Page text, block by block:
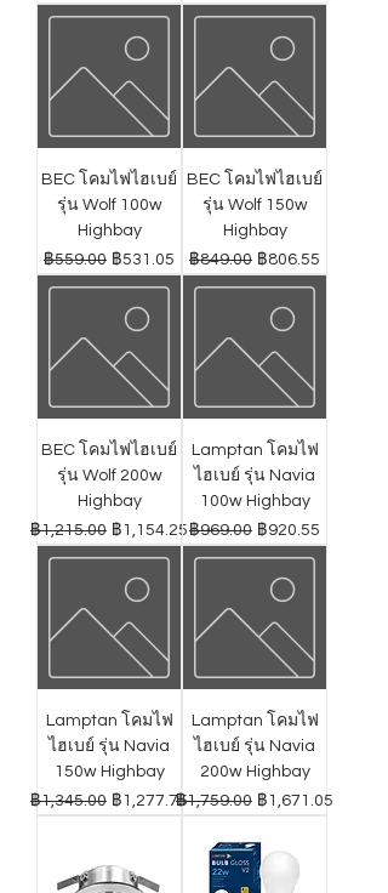
BEC โคมไฟไฮเบย์
รุ่น Wolf 100w
Highbay
ราคาปกติ
฿559.00 ราคาขายลด
฿531.05
BEC โคมไฟไฮเบย์
รุ่น Wolf 150w
Highbay
ราคาปกติ
฿849.00 ราคาขายลด
฿806.55
BEC โคมไฟไฮเบย์
รุ่น Wolf 200w
Highbay
ราคาปกติ
฿1,215.00 ราคาขายลด
฿1,154.25
Lamptan โคมไฟ
ไฮเบย์ รุ่น Navia
100w Highbay
ราคาปกติ
฿969.00 ราคาขายลด
฿920.55
Lamptan โคมไฟ
ไฮเบย์ รุ่น Navia
150w Highbay
ราคาปกติ
฿1,345.00 ราคาขายลด
฿1,277.75
Lamptan โคมไฟ
ไฮเบย์ รุ่น Navia
200w Highbay
ราคาปกติ
฿1,759.00 ราคาขายลด
฿1,671.05